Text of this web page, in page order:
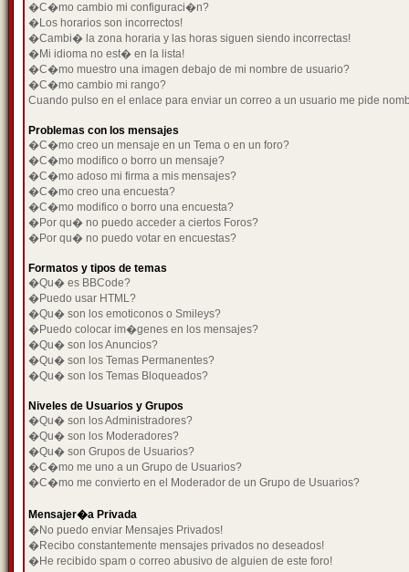
�C�mo cambio mi configuraci�n?
�Los horarios son incorrectos!
�Cambi� la zona horaria y las horas siguen siendo incorrectas!
�Mi idioma no est� en la lista!
�C�mo muestro una imagen debajo de mi nombre de usuario?
�C�mo cambio mi rango?
Cuando pulso en el enlace para enviar un correo a un usuario me pide
Problemas con los mensajes
�C�mo creo un mensaje en un Tema o en un foro?
�C�mo modifico o borro un mensaje?
�C�mo adoso mi firma a mis mensajes?
�C�mo creo una encuesta?
�C�mo modifico o borro una encuesta?
�Por qu� no puedo acceder a ciertos Foros?
�Por qu� no puedo votar en encuestas?
Formatos y tipos de temas
�Qu� es BBCode?
�Puedo usar HTML?
�Qu� son los emoticonos o Smileys?
�Puedo colocar im�genes en los mensajes?
�Qu� son los Anuncios?
�Qu� son los Temas Permanentes?
�Qu� son los Temas Bloqueados?
Niveles de Usuarios y Grupos
�Qu� son los Administradores?
�Qu� son los Moderadores?
�Qu� son Grupos de Usuarios?
�C�mo me uno a un Grupo de Usuarios?
�C�mo me convierto en el Moderador de un Grupo de Usuarios?
Mensajer�a Privada
�No puedo enviar Mensajes Privados!
�Recibo constantemente mensajes privados no deseados!
�He recibido spam o correo abusivo de alguien de este foro!